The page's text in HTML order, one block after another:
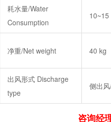
耗水量/Water
Consumption
10~15
净重/Net weight 40 kg
出风形式 Discharge
type
侧出
咨询经